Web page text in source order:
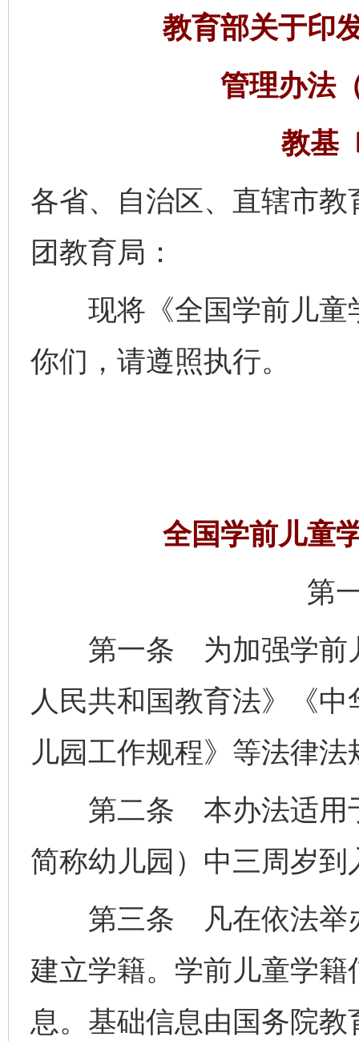
教育部关于印
管理办法
教基
各省、自治区、直辖市
团教育局：
现将《全国学前儿童
你们，请遵照执行。
全国学前儿童
第
第一条 为加强学前儿
人民共和国教育法》《
儿园工作规程》等法律
第二条 本办法适用于
简称幼儿园）中三周岁
第三条 凡在依法举办
建立学籍。学前儿童学
息。基础信息由国务院